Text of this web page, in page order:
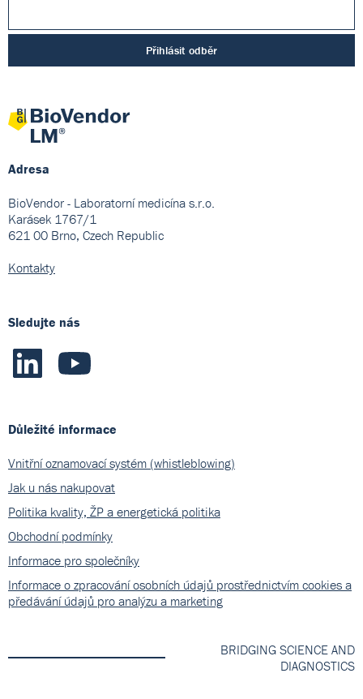
Přihlásit odběr
Adresa
BioVendor - Laboratorní medicína s.r.o.
Karásek 1767/1
621 00 Brno, Czech Republic
Kontakty
Sledujte nás
Důležité informace
Vnitřní oznamovací systém (whistleblowing)
Jak u nás nakupovat
Politika kvality, ŽP a energetická politika
Obchodní podmínky
Informace pro společníky
Informace o zpracování osobních údajů prostřednictvím cookies a
předávání údajů pro analýzu a marketing
BRIDGING SCIENCE AND
DIAGNOSTICS